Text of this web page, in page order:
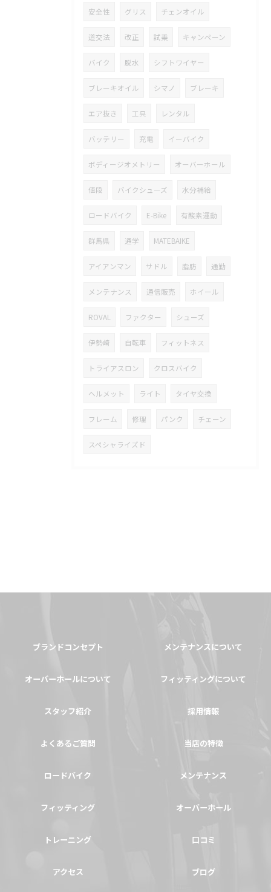
安全性 グリス チェンオイル
道交法 改正 試乗 キャンペーン
バイク 脱水 シフトワイヤー
ブレーキオイル シマノ ブレーキ
エア抜き 工具 レンタル
バッテリー 充電 イーバイク
ボディージオメトリー オーバーホール
値段 バイクシューズ 水分補給
ロードバイク E-Bike 有酸素運動
群馬県 通学 MATEBAIKE
アイアンマン サドル 脂肪 通勤
メンテナンス 通信販売 ホイール
ROVAL ファクター シューズ
伊勢崎 自転車 フィットネス
トライアスロン クロスバイク
ヘルメット ライト タイヤ交換
フレーム 修理 パンク チェーン
スペシャライズド
ブランドコンセプト メンテナンスについて
オーバーホールについて フィッティングについて
スタッフ紹介 採用情報
よくあるご質問 当店の特徴
ロードバイク メンテナンス
フィッティング オーバーホール
トレーニング 口コミ
アクセス ブログ